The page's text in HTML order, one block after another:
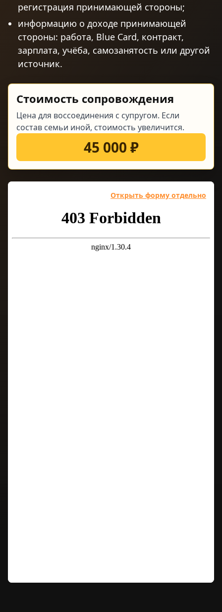
регистрация принимающей стороны;
информацию о доходе принимающей
стороны: работа, Blue Card, контракт,
зарплата, учёба, самозанятость или другой
источник.
Стоимость сопровождения
Цена для воссоединения с супругом. Если
состав семьи иной, стоимость увеличится.
45 000 ₽
Открыть форму отдельно